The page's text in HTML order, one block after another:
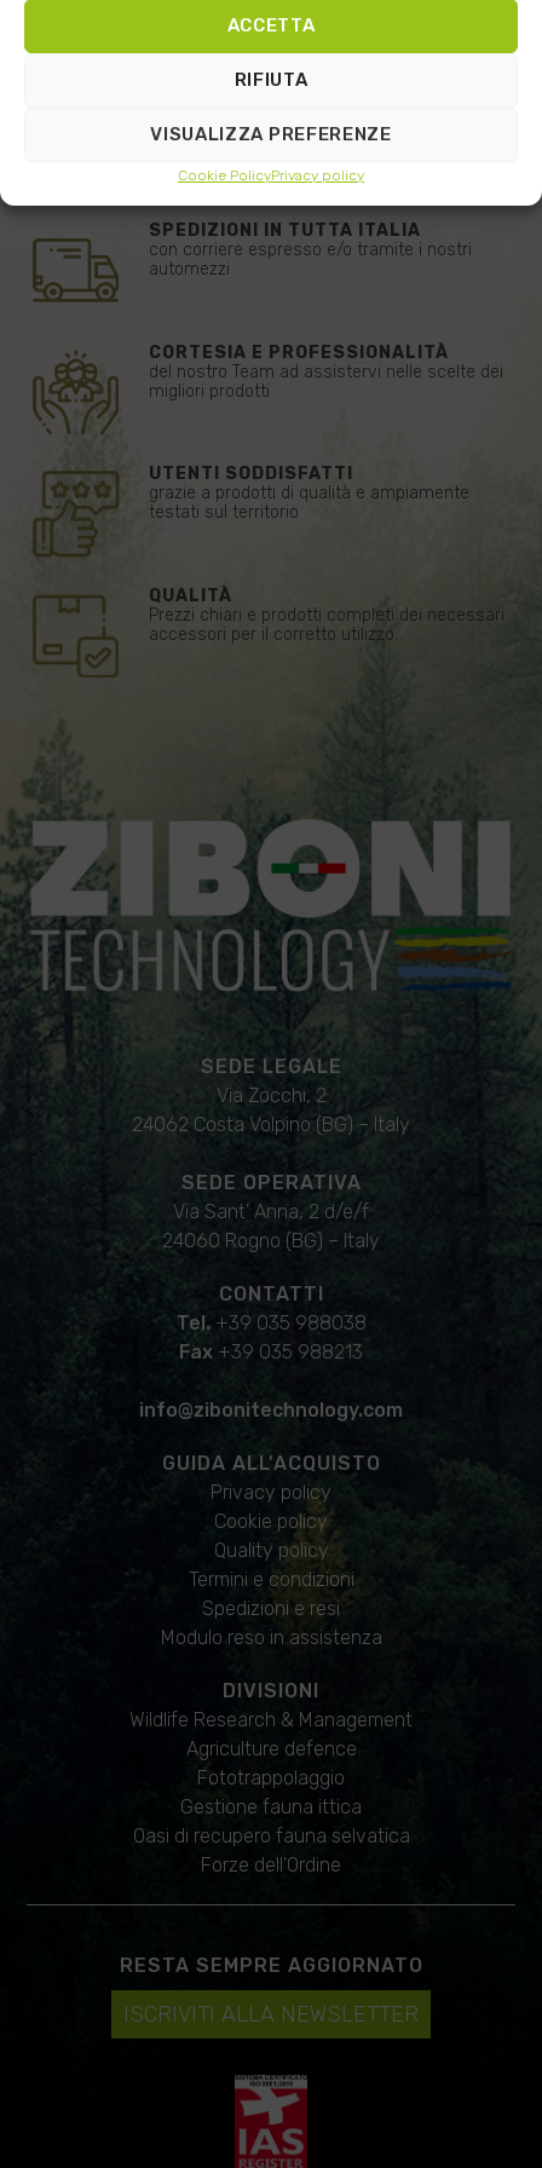
ACCETTA
RIFIUTA
VISUALIZZA PREFERENZE
Cookie PolicyPrivacy policy
SPEDIZIONI IN TUTTA ITALIA
con corriere espresso e/o tramite i nostri
automezzi
CORTESIA E PROFESSIONALITÀ
del nostro Team ad assistervi nelle scelte dei
migliori prodotti
UTENTI SODDISFATTI
grazie a prodotti di qualità e ampiamente
testati sul territorio
QUALITÀ
Prezzi chiari e prodotti completi dei necessari
accessori per il corretto utilizzo.
SEDE LEGALE
Via Zocchi, 2
24062 Costa Volpino (BG) – Italy
SEDE OPERATIVA
Via Sant’ Anna, 2 d/e/f
24060 Rogno (BG) – Italy
CONTATTI
Tel.+39 035 988038
Fax +39 035 988213
info@zibonitechnology.com
GUIDA ALL'ACQUISTO
Privacy policy
Cookie policy
Quality policy
Termini e condizioni
Spedizioni e resi
Modulo reso in assistenza
DIVISIONI
Wildlife Research & Management
Agriculture defence
Fototrappolaggio
Gestione fauna ittica
Oasi di recupero fauna selvatica
Forze dell'Ordine
RESTA SEMPRE AGGIORNATO
ISCRIVITI ALLA NEWSLETTER